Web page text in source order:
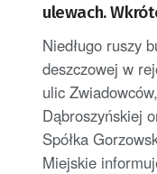
ulewach.
ulicach Gorzowa
Niedługo ruszy
deszczowej w
ulic
Dąbroszyńskiej
Spółka
Miejskie